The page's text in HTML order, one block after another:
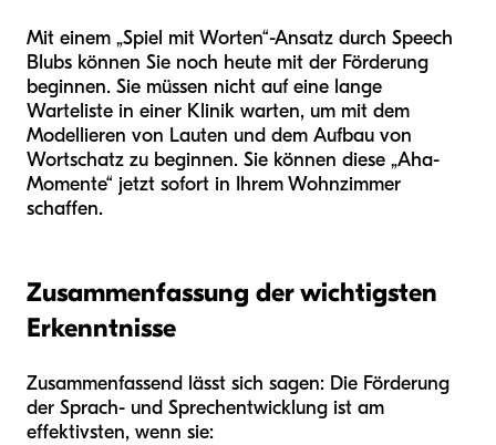
Mit einem „Spiel mit Worten“-Ansatz durch Speech
Blubs können Sie noch heute mit der Förderung
beginnen. Sie müssen nicht auf eine lange
Warteliste in einer Klinik warten, um mit dem
Modellieren von Lauten und dem Aufbau von
Wortschatz zu beginnen. Sie können diese „Aha-
Momente“ jetzt sofort in Ihrem Wohnzimmer
schaffen.
Zusammenfassung der wichtigsten
Erkenntnisse
Zusammenfassend lässt sich sagen: Die Förderung
der Sprach- und Sprechentwicklung ist am
effektivsten, wenn sie: